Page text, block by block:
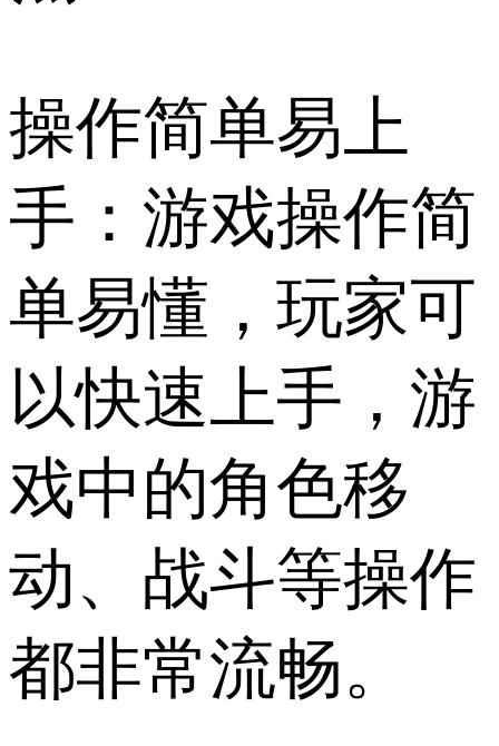
操作简单易上
手：游戏操作简
单易懂，玩家可
以快速上手，游
戏中的角色移
动、战斗等操作
都非常流畅。